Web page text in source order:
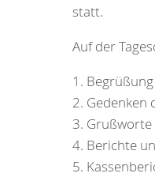
statt.
Auf der
1. Begrüßung
2. Gedenken
3.
4. Berichte
5.